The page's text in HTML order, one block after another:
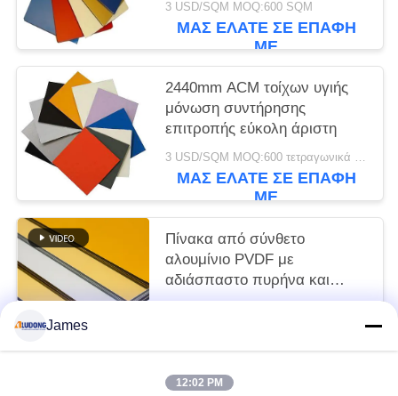
3 USD/SQM MOQ:600 SQM
ΜΑΣ ΕΛΆΤΕ ΣΕ ΕΠΑΦΉ
ΜΕ
2440mm ACM τοίχων υγιής
μόνωση συντήρησης
επιτροπής εύκολη άριστη
3 USD/SQM MOQ:600 τετραγωνικά μέτρα
ΜΑΣ ΕΛΆΤΕ ΣΕ ΕΠΑΦΉ
ΜΕ
Πίνακα από σύνθετο
αλουμίνιο PVDF με
αδιάσπαστο πυρήνα και
γυαλιστερή επιφάνεια
ΜΕ
James
12:02 PM